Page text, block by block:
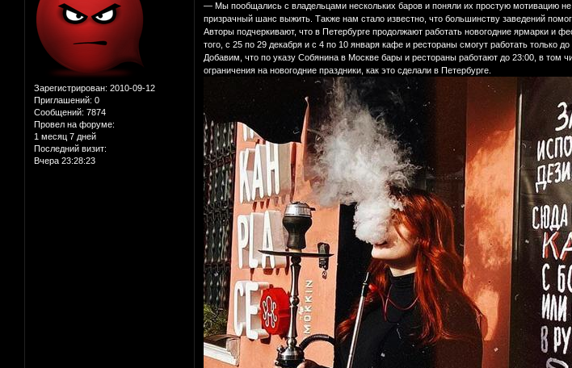
Зарегистрирован: 2010-09-12
Приглашений: 0
Сообщений: 7874
Провел на форуме:
1 месяц 7 дней
Последний визит:
Вчера 23:28:23
— Мы пообщались с владельцами нескольких баров и поняли их простую мотивацию
призрачный шанс выжить. Также нам стало известно, что большинству заведений
Авторы подчеркивают, что в Петербурге продолжают работать новогодние ярмарки и
того, с 25 по 29 декабря и с 4 по 10 января кафе и рестораны смогут работать только
Добавим, что по указу Собянина в Москве бары и рестораны работают до 23:00, в том
ограничения на новогодние праздники, как это сделали в Петербурге.